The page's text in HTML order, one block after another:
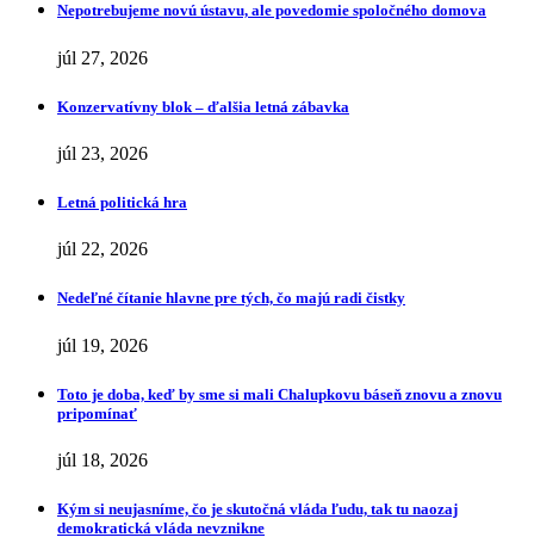
Nepotrebujeme novú ústavu, ale povedomie spoločného domova
júl 27, 2026
Konzervatívny blok – ďalšia letná zábavka
júl 23, 2026
Letná politická hra
júl 22, 2026
Nedeľné čítanie hlavne pre tých, čo majú radi čistky
júl 19, 2026
Toto je doba, keď by sme si mali Chalupkovu báseň znovu a znovu
pripomínať
júl 18, 2026
Kým si neujasníme, čo je skutočná vláda ľudu, tak tu naozaj
demokratická vláda nevznikne